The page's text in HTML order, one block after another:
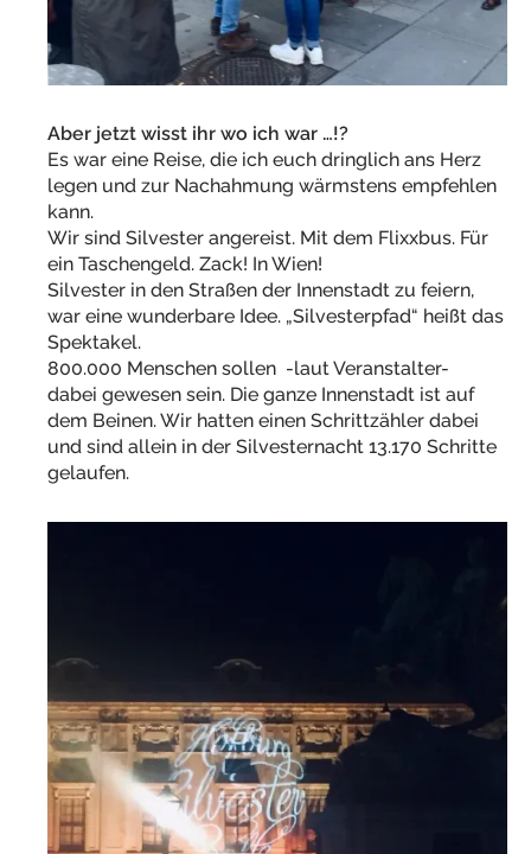
Aber jetzt wisst ihr wo ich war …!?
Es war eine Reise, die ich euch dringlich ans Herz
legen und zur Nachahmung wärmstens empfehlen
kann.
Wir sind Silvester angereist. Mit dem Flixxbus. Für
ein Taschengeld. Zack! In Wien!
Silvester in den Straßen der Innenstadt zu feiern,
war eine wunderbare Idee. „Silvesterpfad“ heißt das
Spektakel.
800.000 Menschen sollen -laut Veranstalter-
dabei gewesen sein. Die ganze Innenstadt ist auf
dem Beinen. Wir hatten einen Schrittzähler dabei
und sind allein in der Silvesternacht 13.170 Schritte
gelaufen.